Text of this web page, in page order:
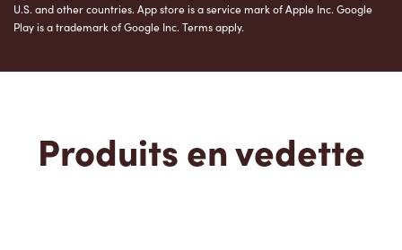
U.S. and other countries. App store is a service mark of Apple Inc. Google
Play is a trademark of Google Inc. Terms apply.
Produits en vedette